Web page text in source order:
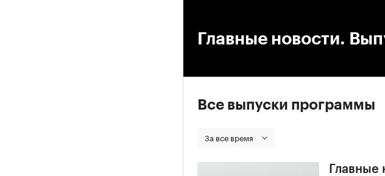
Главные новости.
Все выпуски программы
За все время
Главные